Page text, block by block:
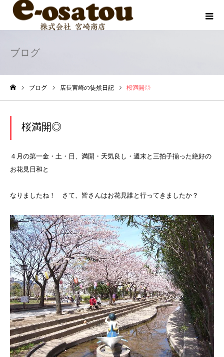
ブログ
ブログ 店長宮崎の徒然日記 桜満開◎
桜満開◎
４月の第一金・土・日、満開・天気良し・週末と三拍子揃った絶好の
お花見日和と
なりましたね！ さて、皆さんはお花見誰と行ってきましたか？